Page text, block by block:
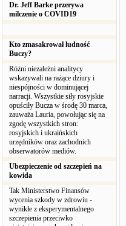
Dr. Jeff Barke przerywa
milczenie o COVID19
Kto zmasakrował ludność
Buczy?
Różni niezależni analitycy
wskazywali na rażące dziury i
niespójności w dominującej
narracji. Wszystkie siły rosyjskie
opuściły Bucza w środę 30 marca,
zauważa Lauria, powołując się na
zgodę wszystkich stron:
rosyjskich i ukraińskich
urzędników oraz zachodnich
obserwatorów mediów.
Ubezpieczenie od szczepień na
kowida
Tak Ministerstwo Finansów
wycenia szkody w zdrowiu -
wynikłe z eksperymentalnego
szczepienia przeciwko